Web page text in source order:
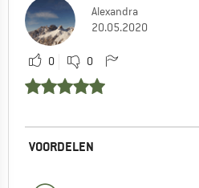
Alexandra
20.05.2020
0 0
VOORDELEN